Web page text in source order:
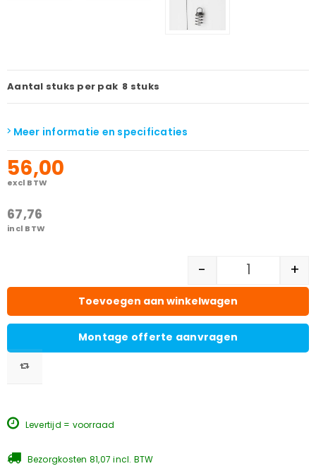
Aantal stuks per pak 8 stuks
Meer informatie en specificaties
56,00
excl BTW
67,76
incl BTW
- +
Toevoegen aan winkelwagen
Montage offerte aanvragen
Levertijd = voorraad
Bezorgkosten 81,07 incl. BTW